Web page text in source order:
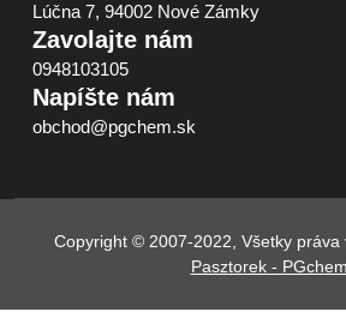
Lúčna 7, 94002 Nové Zámky
Zavolajte nám
0948103105
Napíšte nám
obchod@pgchem.sk
Copyright © 2007-2022, Všetky práva
Pasztorek - PGchem